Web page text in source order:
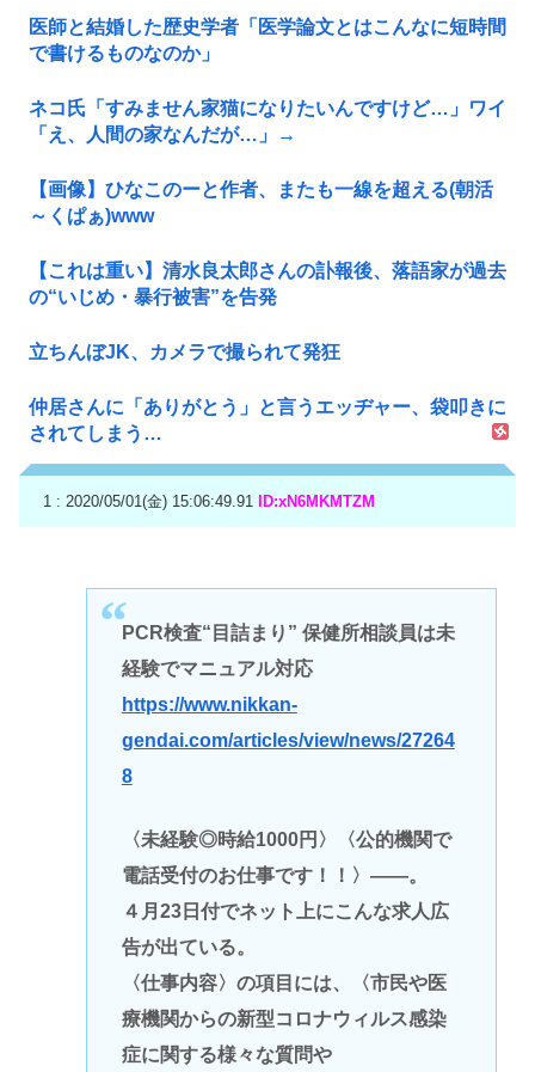
医師と結婚した歴史学者「医学論文とはこんなに短時間
で書けるものなのか」
ネコ氏「すみません家猫になりたいんですけど…」ワイ
「え、人間の家なんだが…」→
【画像】ひなこのーと作者、またも一線を超える(朝活
～くぱぁ)www
【これは重い】清水良太郎さんの訃報後、落語家が過去
の“いじめ・暴行被害”を告発
立ちんぼJK、カメラで撮られて発狂
仲居さんに「ありがとう」と言うエッヂャー、袋叩きに
されてしまう…
1 : 2020/05/01(金) 15:06:49.91 ID:xN6MKMTZM
PCR検査“目詰まり” 保健所相談員は未
経験でマニュアル対応
https://www.nikkan-
gendai.com/articles/view/news/27264
8
〈未経験◎時給1000円〉〈公的機関で
電話受付のお仕事です！！〉――。
４月23日付でネット上にこんな求人広
告が出ている。
〈仕事内容〉の項目には、〈市民や医
療機関からの新型コロナウィルス感染
症に関する様々な質問や